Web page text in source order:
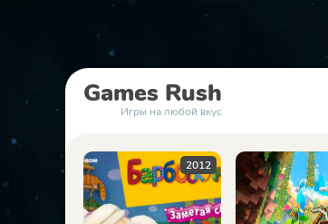
Games Rush
Игры на любой вкус
2015